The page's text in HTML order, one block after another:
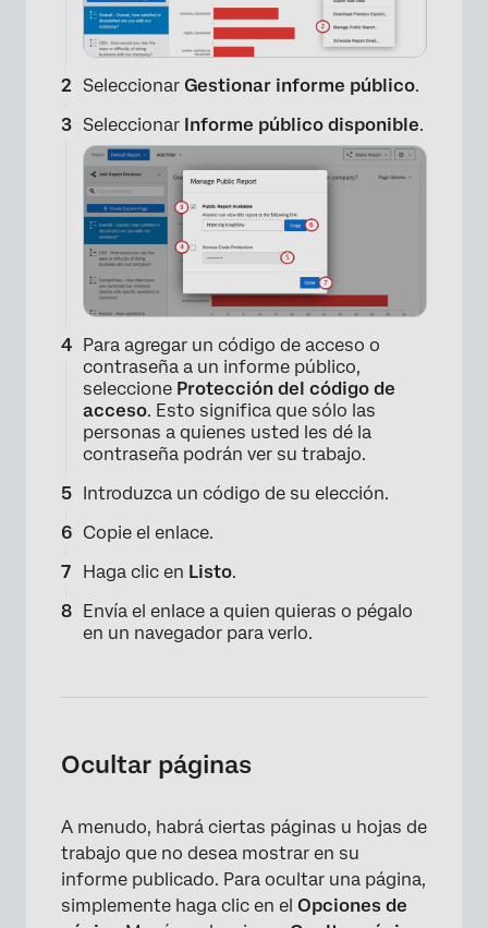
×
Seleccionar Gestionar informe público.
Seleccionar Informe público disponible.
Para agregar un código de acceso o
contraseña a un informe público,
seleccione Protección del código de
acceso. Esto significa que sólo las
personas a quienes usted les dé la
contraseña podrán ver su trabajo.
Introduzca un código de su elección.
Copie el enlace.
Haga clic en Listo.
Envía el enlace a quien quieras o pégalo
en un navegador para verlo.
Ocultar páginas
A menudo, habrá ciertas páginas u hojas de
trabajo que no desea mostrar en su
informe publicado. Para ocultar una página,
simplemente haga clic en el Opciones de